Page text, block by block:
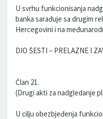
U svrhu funkcionisanja
banka sarađuje sa drugim
Hercegovini i na
DIO ŠESTI – PRELAZNE I
Član 21.
(Drugi akti za nadgledanje
U cilju obezbjeđenja